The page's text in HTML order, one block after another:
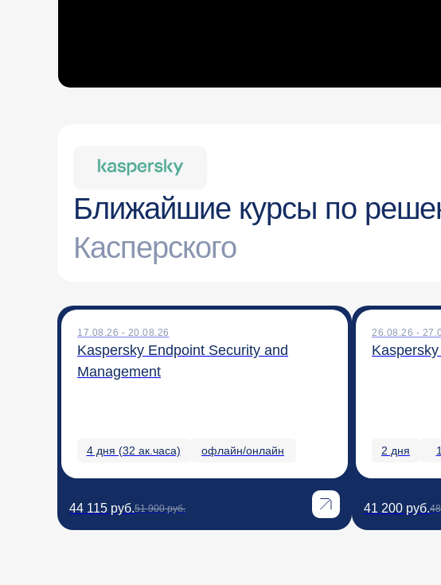
Ближайшие курсы по
Касперского
17.08.26 - 20.08.26
Kaspersky Endpoint Security and
Management
4 дня (32 ак.часа) офлайн/онлайн
44 115 руб.51 900 руб.
26.08.26 -
2 дня
41 200 руб.